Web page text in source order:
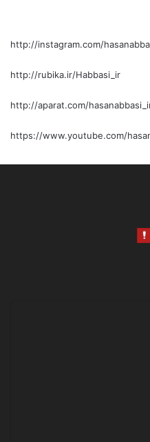
http://instagram.com/
http://rubika.ir/Habbasi_ir
http://aparat.com/
https://www.youtube.com/